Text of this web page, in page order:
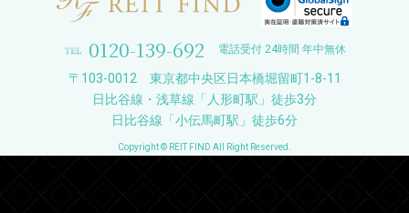
0120-139-692 電話受付 24時間 年中無休
〒103-0012 東京都中央区日本橋堀留町1-8-11
日比谷線・浅草線「人形町駅」徒歩3分
日比谷線「小伝馬町駅」徒歩6分
Copyright © REIT FIND All Right Reserved.